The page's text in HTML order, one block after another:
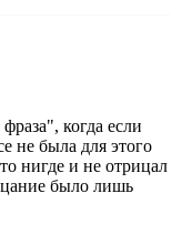
когда если
не была для этого
нигде и не отрицал
было лишь